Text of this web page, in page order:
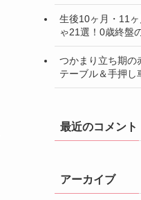
生後10ヶ月・11
ゃ21選！0歳終盤
つかまり立ち期の
テーブル＆手押し
最近のコメント
アーカイブ